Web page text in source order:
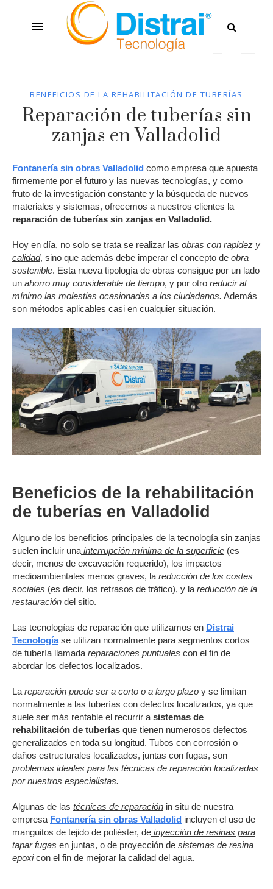
BENEFICIOS DE LA REHABILITACIÓN DE TUBERÍAS
Reparación de tuberías sin
zanjas en Valladolid
Fontanería sin obras Valladolid como empresa que apuesta
firmemente por el futuro y las nuevas tecnologías, y como
fruto de la investigación constante y la búsqueda de nuevos
materiales y sistemas, ofrecemos a nuestros clientes la
reparación de tuberías sin zanjas en Valladolid.
Hoy en día, no solo se trata se realizar las obras con rapidez y
calidad, sino que además debe imperar el concepto de obra
sostenible. Esta nueva tipología de obras consigue por un lado
un ahorro muy considerable de tiempo, y por otro reducir al
mínimo las molestias ocasionadas a los ciudadanos. Además
son métodos aplicables casi en cualquier situación.
Beneficios de la rehabilitación
de tuberías en Valladolid
Alguno de los beneficios principales de la tecnología sin zanjas
suelen incluir una interrupción mínima de la superficie (es
decir, menos de excavación requerido), los impactos
medioambientales menos graves, la reducción de los costes
sociales (es decir, los retrasos de tráfico), y la reducción de la
restauración del sitio.
Las tecnologías de reparación que utilizamos en Distrai
Tecnologíase utilizan normalmente para segmentos cortos
de tubería llamada reparaciones puntuales con el fin de
abordar los defectos localizados.
La reparación puede ser a corto o a largo plazo y se limitan
normalmente a las tuberías con defectos localizados, ya que
suele ser más rentable el recurrir a sistemas de
rehabilitación de tuberías que tienen numerosos defectos
generalizados en toda su longitud. Tubos con corrosión o
daños estructurales localizados, juntas con fugas, son
problemas ideales para las técnicas de reparación localizadas
por nuestros especialistas.
Algunas de las técnicas de reparación in situ de nuestra
empresa Fontanería sin obras Valladolid incluyen el uso de
manguitos de tejido de poliéster, de inyección de resinas para
tapar fugas en juntas, o de proyección de sistemas de resina
epoxicon el fin de mejorar la calidad del agua.